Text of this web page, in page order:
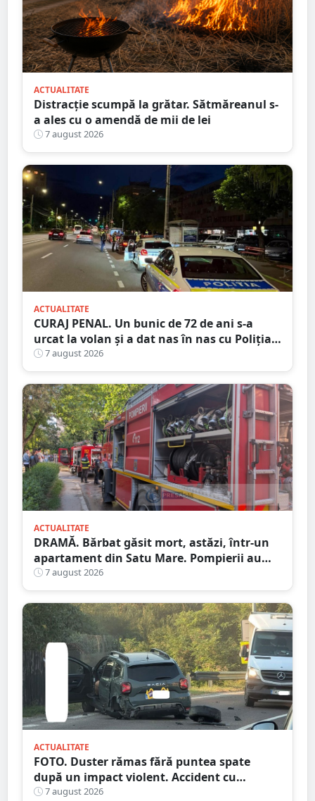
ACTUALITATE
Distracție scumpă la grătar. Sătmăreanul s-
a ales cu o amendă de mii de lei
7 august 2026
ACTUALITATE
CURAJ PENAL. Un bunic de 72 de ani s-a
urcat la volan și a dat nas în nas cu Poliția
Satu Mare
7 august 2026
ACTUALITATE
DRAMĂ. Bărbat găsit mort, astăzi, într-un
apartament din Satu Mare. Pompierii au
spart ușa
7 august 2026
ACTUALITATE
FOTO. Duster rămas fără puntea spate
după un impact violent. Accident cu
implicarea unei mașini din Satu Mare
7 august 2026